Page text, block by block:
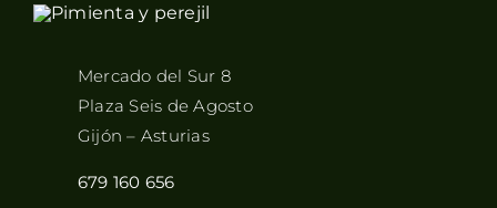
Mercado del Sur 8
Plaza Seis de Agosto
Gijón – Asturias
679 160 656